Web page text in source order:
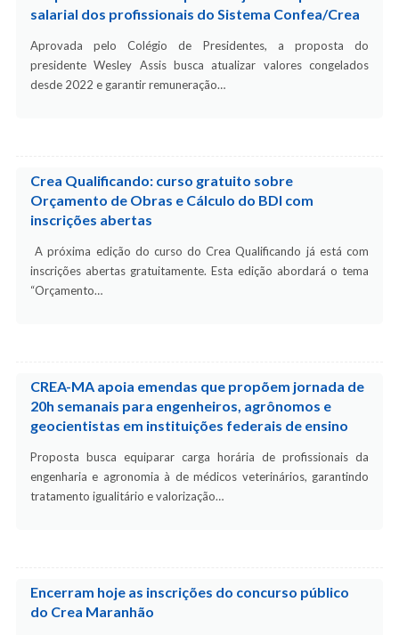
salarial dos profissionais do Sistema Confea/Crea
Aprovada pelo Colégio de Presidentes, a proposta do
presidente Wesley Assis busca atualizar valores congelados
desde 2022 e garantir remuneração…
Crea Qualificando: curso gratuito sobre
Orçamento de Obras e Cálculo do BDI com
inscrições abertas
A próxima edição do curso do Crea Qualificando já está com
inscrições abertas gratuitamente. Esta edição abordará o tema
“Orçamento…
CREA-MA apoia emendas que propõem jornada de
20h semanais para engenheiros, agrônomos e
geocientistas em instituições federais de ensino
Proposta busca equiparar carga horária de profissionais da
engenharia e agronomia à de médicos veterinários, garantindo
tratamento igualitário e valorização…
Encerram hoje as inscrições do concurso público
do Crea Maranhão